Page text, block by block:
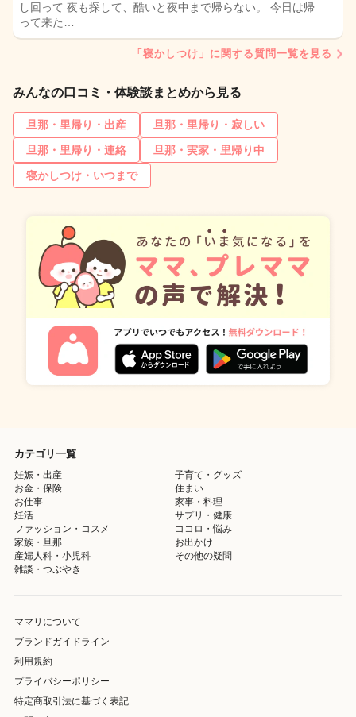
し回って 夜も探して、酷いと夜中まで帰らない。 今日は帰
って来た…
「寝かしつけ」に関する質問一覧を見る
みんなの口コミ・体験談まとめから見る
旦那・里帰り・出産
旦那・里帰り・寂しい
旦那・里帰り・連絡
旦那・実家・里帰り中
寝かしつけ・いつまで
カテゴリ一覧
妊娠・出産
子育て・グッズ
お金・保険
住まい
お仕事
家事・料理
妊活
サプリ・健康
ファッション・コスメ
ココロ・悩み
家族・旦那
お出かけ
産婦人科・小児科
その他の疑問
雑談・つぶやき
ママリについて
ブランドガイドライン
利用規約
プライバシーポリシー
特定商取引法に基づく表記